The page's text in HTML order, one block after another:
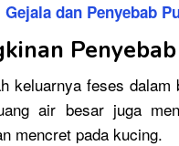
Gejala dan Penyebab
keluarnya feses
air besar juga
mencret pada kucing.